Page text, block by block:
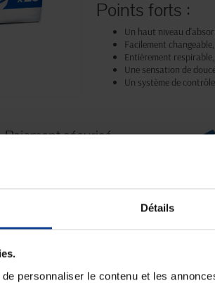
Détails
personnaliser le contenu et les
Points forts :
Un haut niveau
Facilement
Entièrement
Une sensation de
Un système de
Paiement sécurisé
pour les personnes à mobilité
même en position allongée.